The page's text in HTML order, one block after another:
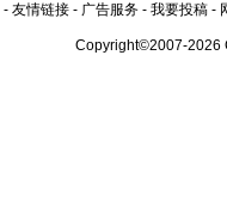
- 友情链接 - 广告服务 - 我要投稿 -
Copyright©2007-2026